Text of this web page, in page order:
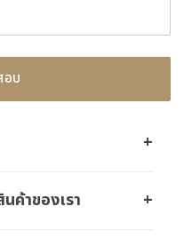
อบ
ค้าของเรา